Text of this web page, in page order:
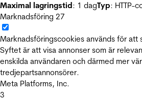
Maximal lagringstid: 1 dagTyp: HTTP-
Marknadsföring 27
Marknadsföringscookies används för
Syftet är att visa annonser som är
enskilda användaren och därmed mer
tredjepartsannonsörer.
Meta Platforms, Inc.
3